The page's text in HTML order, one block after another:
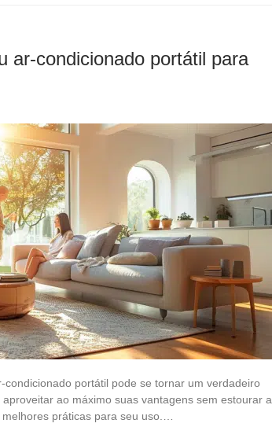
ar-condicionado portátil para
portátil pode se tornar um verdadeiro
ao máximo suas vantagens sem estourar a
práticas para seu uso.…